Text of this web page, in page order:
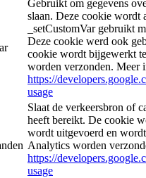
Gebruikt om gegevens
slaan. Deze cookie wordt
_setCustomVar gebruikt
Deze cookie werd ook
cookie wordt bijgewerkt
worden verzonden. Meer
https://
usage
Slaat de verkeersbron of
heeft bereikt. De cookie
wordt uitgevoerd en
Analytics worden
https://
usage